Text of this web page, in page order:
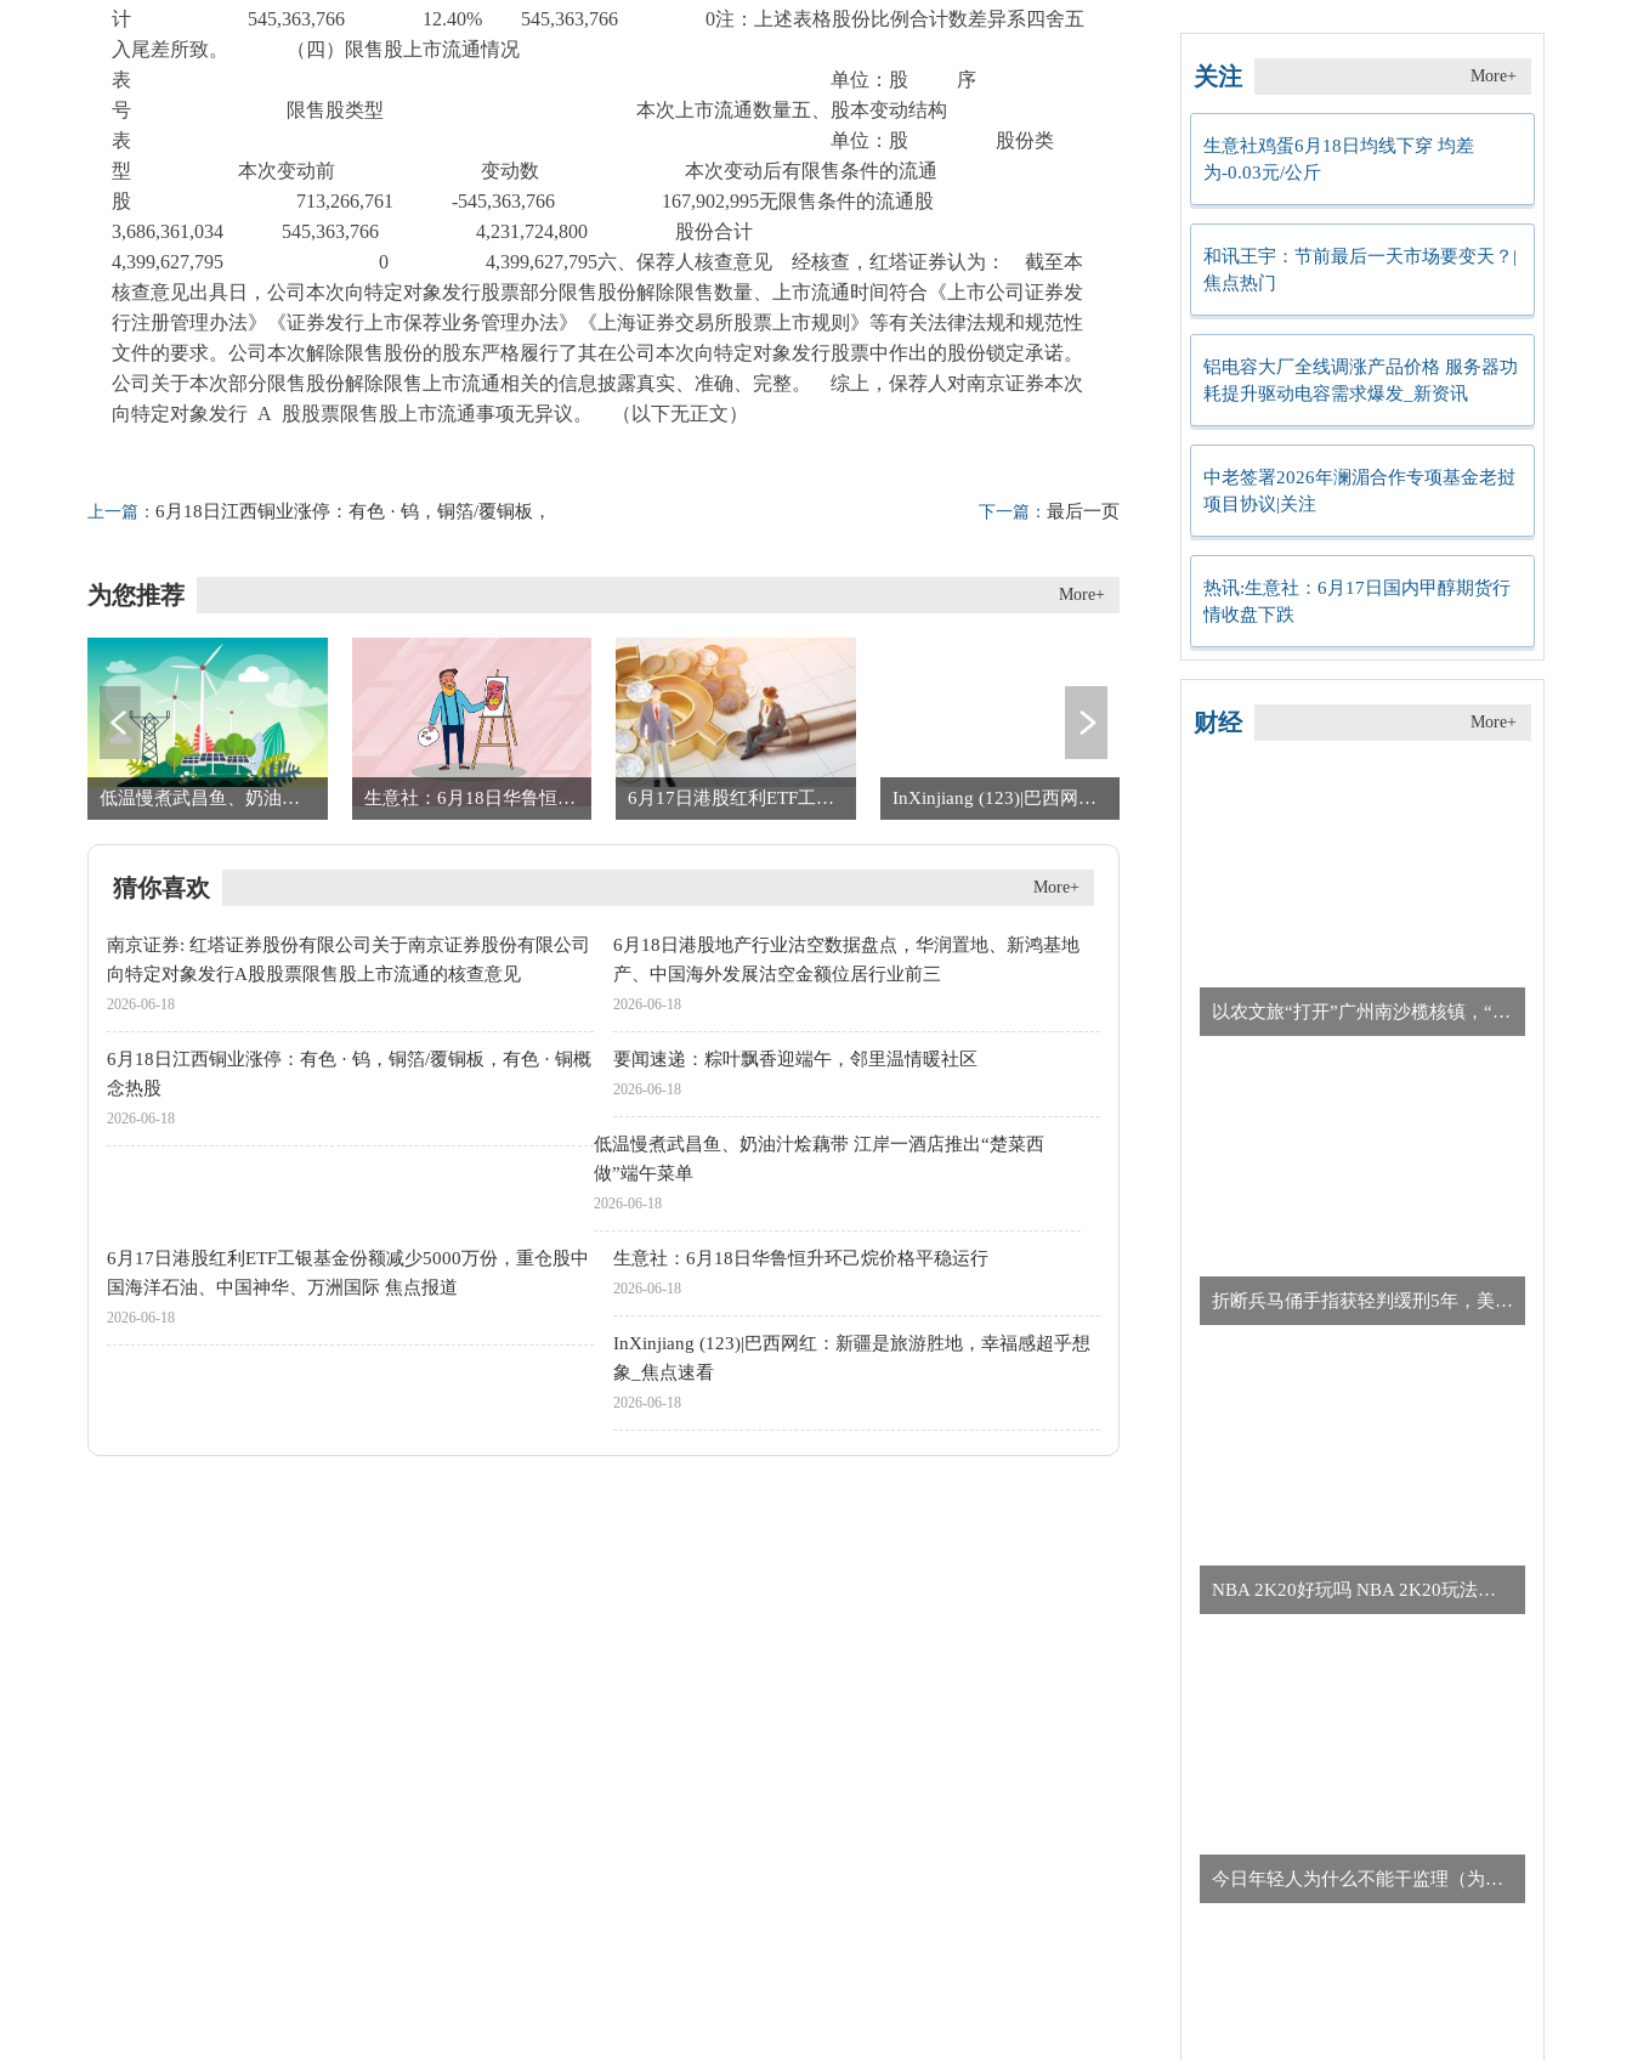
计 545,363,766 12.40% 545,363,766 0注：上述表格股份比例合计数差异系四舍五
入尾差所致。 （四）限售股上市流通情况
表 单位：股 序
号 限售股类型 本次上市流通数量五、股本变动结构
表 单位：股 股份类
型 本次变动前 变动数 本次变动后有限售条件的流通
股 713,266,761 -545,363,766 167,902,995无限售条件的流通股
3,686,361,034 545,363,766 4,231,724,800 股份合计
4,399,627,795 0 4,399,627,795六、保荐人核查意见 经核查，红塔证券认为： 截至本
核查意见出具日，公司本次向特定对象发行股票部分限售股份解除限售数量、上市流通时间符合《上市公司证券发
行注册管理办法》《证券发行上市保荐业务管理办法》《上海证券交易所股票上市规则》等有关法律法规和规范性
文件的要求。公司本次解除限售股份的股东严格履行了其在公司本次向特定对象发行股票中作出的股份锁定承诺。
公司关于本次部分限售股份解除限售上市流通相关的信息披露真实、准确、完整。 综上，保荐人对南京证券本次
向特定对象发行 A 股股票限售股上市流通事项无异议。 （以下无正文）
上一篇： 6月18日江西铜业涨停：有色 · 钨，铜箔/覆铜板，
下一篇： 最后一页
为您推荐 More+
低温慢煮武昌鱼、奶油汁烩藕带 江岸一酒店推出“楚菜西做”端午菜单 生意社：6月18日华鲁恒升环己烷价格平稳运行 6月17日港股红利ETF工银基金份额减少5000万份，重仓股中国海洋石油、中国神华、万洲国际 焦点报道 InXinjiang (123)|巴西网红：新疆是旅游胜地，幸福感超乎想象_焦点速看
猜你喜欢 More+
南京证券: 红塔证券股份有限公司关于南京证券股份有限公司
向特定对象发行A股股票限售股上市流通的核查意见
2026-06-18
6月18日港股地产行业沽空数据盘点，华润置地、新鸿基地
产、中国海外发展沽空金额位居行业前三
2026-06-18
6月18日江西铜业涨停：有色 · 钨，铜箔/覆铜板，有色 · 铜概
念热股
2026-06-18
要闻速递：粽叶飘香迎端午，邻里温情暖社区
2026-06-18
低温慢煮武昌鱼、奶油汁烩藕带 江岸一酒店推出“楚菜西
做”端午菜单
2026-06-18
生意社：6月18日华鲁恒升环己烷价格平稳运行
2026-06-18
6月17日港股红利ETF工银基金份额减少5000万份，重仓股中
国海洋石油、中国神华、万洲国际 焦点报道
2026-06-18
InXinjiang (123)|巴西网红：新疆是旅游胜地，幸福感超乎想
象_焦点速看
2026-06-18
关注 More+
生意社鸡蛋6月18日均线下穿 均差
为-0.03元/公斤
和讯王宇：节前最后一天市场要变天？|
焦点热门
铝电容大厂全线调涨产品价格 服务器功
耗提升驱动电容需求爆发_新资讯
中老签署2026年澜湄合作专项基金老挝
项目协议|关注
热讯:生意社：6月17日国内甲醇期货行
情收盘下跌
财经 More+
以农文旅“打开”广州南沙榄核镇，“星海故里”别有一番风味
​折断兵马俑手指获轻判缓刑5年，美国男子向中方致歉
NBA 2K20好玩吗 NBA 2K20玩法简介
今日年轻人为什么不能干监理（为什么年轻人不适合干监理的真正原因）